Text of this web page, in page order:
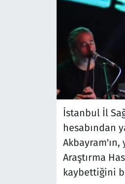
İstanbul İl
hesabından
Araştırma
kaybettiğini